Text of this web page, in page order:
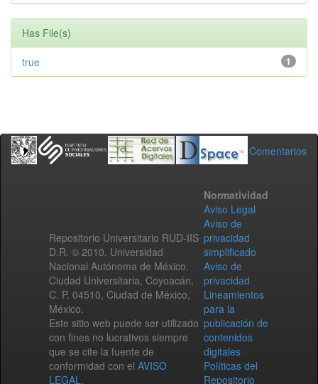
Has File(s)
1
true
Comentarios
Repositorio Universitario RUD-IIS
D.R. © 2010. Universidad
Nacional Autónoma de México.
Ciudad Universitaria, Coyoacán,
C. P. 04510, Ciudad de México,
México.
Este sitio web puede ser utilizado
con fines no lucrativos siempre
que se cite la fuente de
conformidad con el AVISO
LEGAL.
Normatividad
Aviso Legal
Aviso de
privacidad
simplificado
Aviso de
privacidad
Lineamientos
para la
publicación de
contenidos
digitales
Políticas del
Repositorio